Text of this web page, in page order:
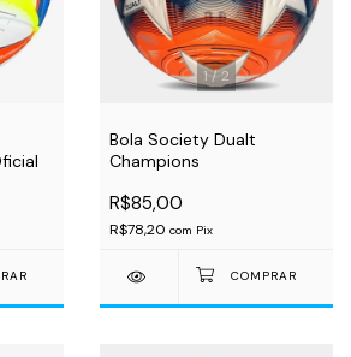
1/2
Bola Society Dualt
Champions
R$85,00
R$78,20 com Pix